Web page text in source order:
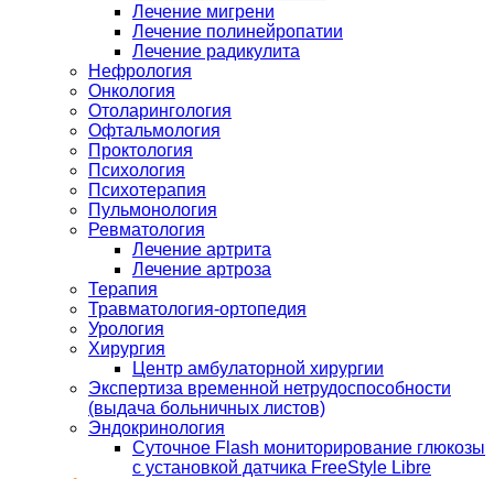
Лечение мигрени
Лечение полинейропатии
Лечение радикулита
Нефрология
Онкология
Отоларингология
Офтальмология
Проктология
Психология
Психотерапия
Пульмонология
Ревматология
Лечение артрита
Лечение артроза
Терапия
Травматология-ортопедия
Урология
Хирургия
Центр амбулаторной хирургии
Экспертиза временной нетрудоспособности
(выдача больничных листов)
Эндокринология
Суточное Flash мониторирование глюкозы
с установкой датчика FreeStyle Libre